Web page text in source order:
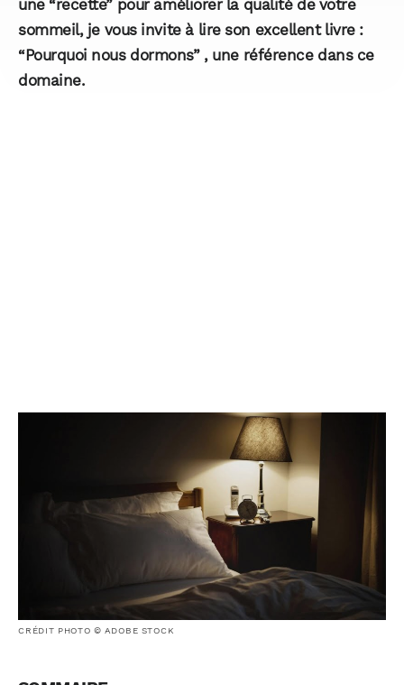
une “recette” pour améliorer la qualité de votre
sommeil, je vous invite à lire son excellent livre :
“Pourquoi nous dormons” , une référence dans ce
domaine.
CRÉDIT PHOTO © ADOBE STOCK